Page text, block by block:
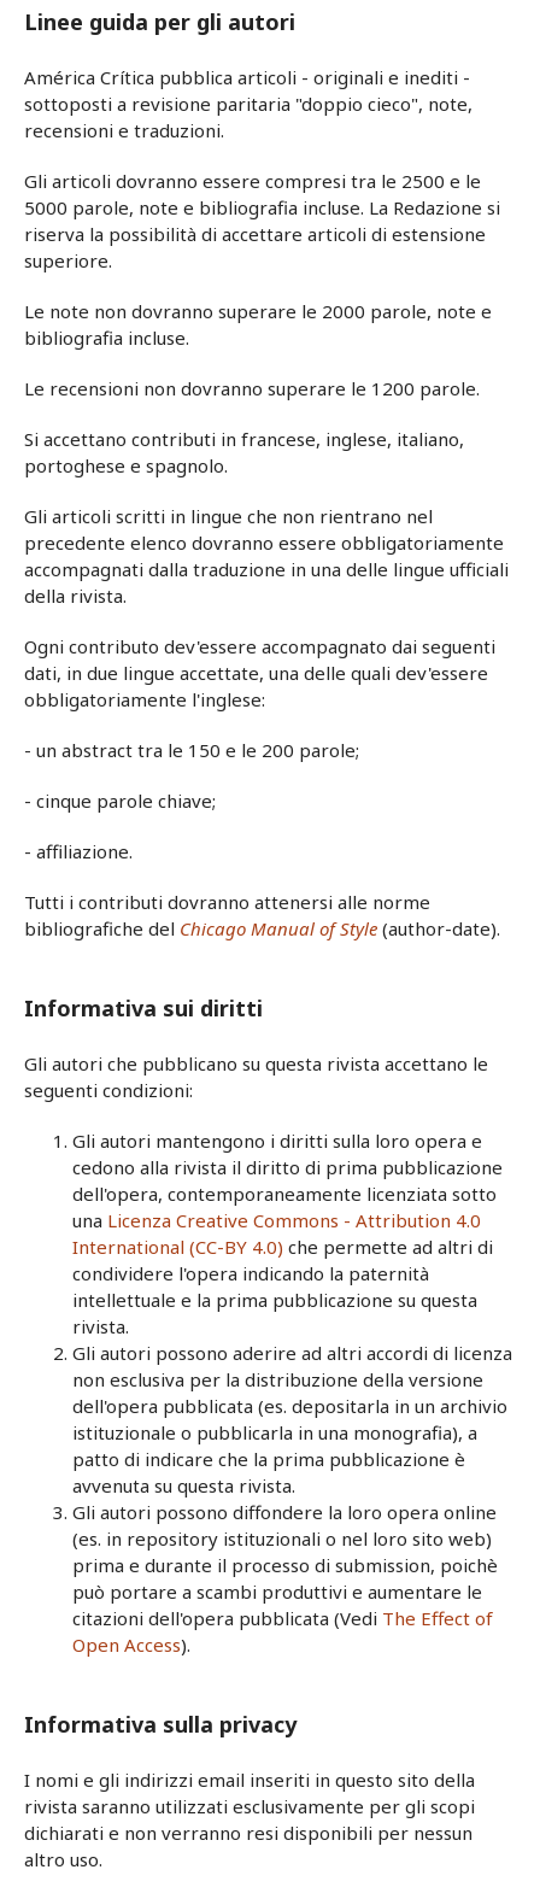
Linee guida per gli autori
América Crítica pubblica articoli - originali e inediti -
sottoposti a revisione paritaria "doppio cieco", note,
recensioni e traduzioni.
Gli articoli dovranno essere compresi tra le 2500 e le
5000 parole, note e bibliografia incluse. La Redazione si
riserva la possibilità di accettare articoli di estensione
superiore.
Le note non dovranno superare le 2000 parole, note e
bibliografia incluse.
Le recensioni non dovranno superare le 1200 parole.
Si accettano contributi in francese, inglese, italiano,
portoghese e spagnolo.
Gli articoli scritti in lingue che non rientrano nel
precedente elenco dovranno essere obbligatoriamente
accompagnati dalla traduzione in una delle lingue ufficiali
della rivista.
Ogni contributo dev'essere accompagnato dai seguenti
dati, in due lingue accettate, una delle quali dev'essere
obbligatoriamente l'inglese:
- un abstract tra le 150 e le 200 parole;
- cinque parole chiave;
- affiliazione.
Tutti i contributi dovranno attenersi alle norme
bibliografiche del Chicago Manual of Style (author-date).
Informativa sui diritti
Gli autori che pubblicano su questa rivista accettano le
seguenti condizioni:
Gli autori mantengono i diritti sulla loro opera e
cedono alla rivista il diritto di prima pubblicazione
dell'opera, contemporaneamente licenziata sotto
una Licenza Creative Commons - Attribution 4.0
International (CC-BY 4.0) che permette ad altri di
condividere l'opera indicando la paternità
intellettuale e la prima pubblicazione su questa
rivista.
Gli autori possono aderire ad altri accordi di licenza
non esclusiva per la distribuzione della versione
dell'opera pubblicata (es. depositarla in un archivio
istituzionale o pubblicarla in una monografia), a
patto di indicare che la prima pubblicazione è
avvenuta su questa rivista.
Gli autori possono diffondere la loro opera online
(es. in repository istituzionali o nel loro sito web)
prima e durante il processo di submission, poichè
può portare a scambi produttivi e aumentare le
citazioni dell'opera pubblicata (Vedi The Effect of
Open Access).
Informativa sulla privacy
I nomi e gli indirizzi email inseriti in questo sito della
rivista saranno utilizzati esclusivamente per gli scopi
dichiarati e non verranno resi disponibili per nessun
altro uso.